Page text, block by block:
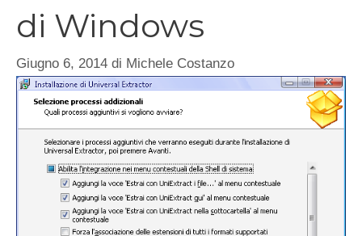
di Windows
Giugno 6, 2014 di Michele Costanzo